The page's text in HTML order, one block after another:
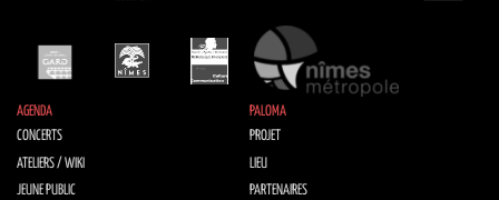
AGENDA
CONCERTS
ATELIERS / WIKI
JEUNE PUBLIC
PALOMA
PROJET
LIEU
PARTENAIRES